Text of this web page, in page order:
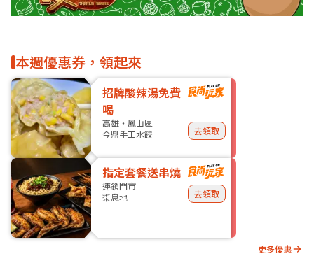
本週優惠券，領起來
招牌酸辣湯免費
喝
高雄・鳳山區
今鼎手工水餃
去領取
指定套餐送串燒
連鎖門市
柒息地
去領取
更多優惠